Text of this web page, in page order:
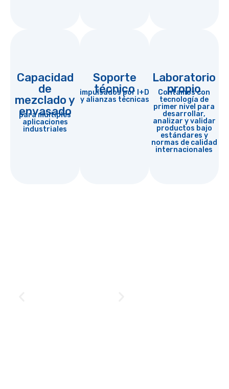
Capacidad
de
mezclado y
envasado
para múltiples
aplicaciones
industriales
Soporte
técnico
impulsados por I+D
y alianzas técnicas
Laboratorio
propio
Contamos con
tecnología de
primer nivel para
desarrollar,
analizar y validar
productos bajo
estándares y
normas de calidad
internacionales